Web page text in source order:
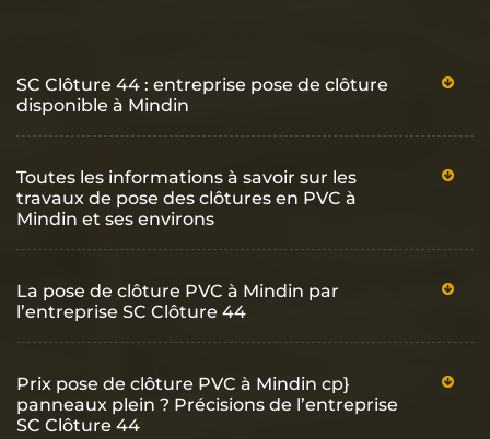
SC Clôture 44 : entreprise pose de clôture
disponible à Mindin
Toutes les informations à savoir sur les
travaux de pose des clôtures en PVC à
Mindin et ses environs
La pose de clôture PVC à Mindin par
l’entreprise SC Clôture 44
Prix pose de clôture PVC à Mindin cp}
panneaux plein ? Précisions de l’entreprise
SC Clôture 44